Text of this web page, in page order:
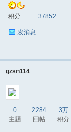
积分 37852
发消息
gzsn114
0
主题
2284
回帖
3万
积分